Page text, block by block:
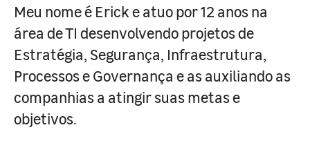
Meu nome é Erick e atuo por 12 anos na
área de TI desenvolvendo projetos de
Estratégia, Segurança, Infraestrutura,
Processos e Governança e as auxiliando as
companhias a atingir suas metas e
objetivos.